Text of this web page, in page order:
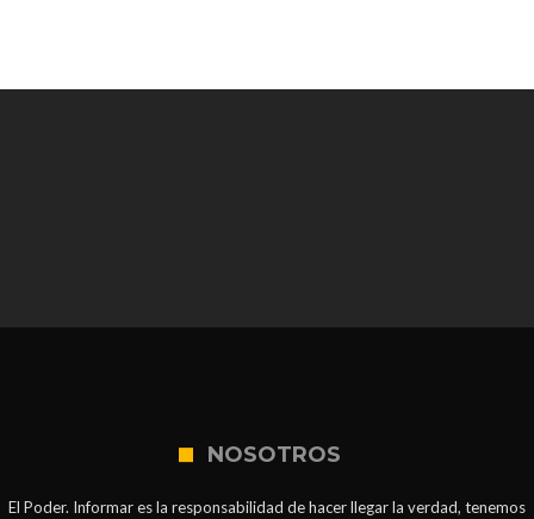
NOSOTROS
El Poder. Informar es la responsabilidad de hacer llegar la verdad, tenemos